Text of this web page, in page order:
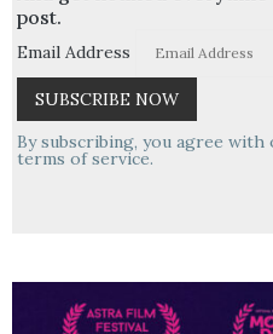
post.
Email Address
By subscribing, you agree with
terms of service.